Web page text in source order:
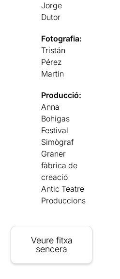
Jorge
Dutor
Fotografia:
Tristán
Pérez
Martín
Producció:
Anna
Bohigas
Festival
Simògraf
Graner
fàbrica de
creació
Antic Teatre
Produccions
Veure fitxa
sencera